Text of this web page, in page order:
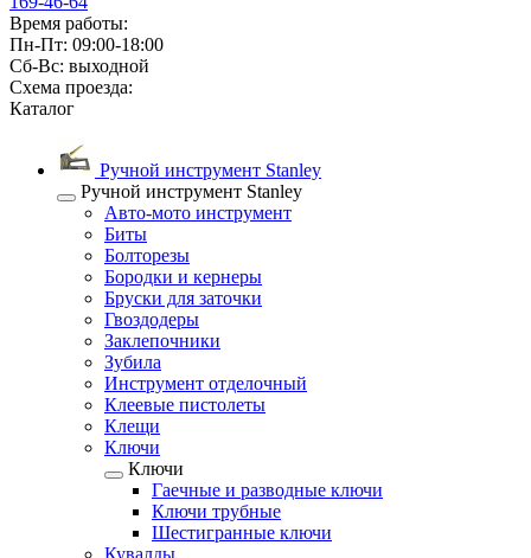
Время работы:
Пн-Пт: 09:00-18:00
Сб-Вс: выходной
Схема проезда:
Каталог
Ручной инструмент Stanley
Ручной инструмент Stanley
Авто-мото инструмент
Биты
Болторезы
Бородки и кернеры
Бруски для заточки
Гвоздодеры
Заклепочники
Зубила
Инструмент отделочный
Клеевые пистолеты
Клещи
Ключи
Ключи
Гаечные и разводные ключи
Ключи трубные
Шестигранные ключи
Кувалды